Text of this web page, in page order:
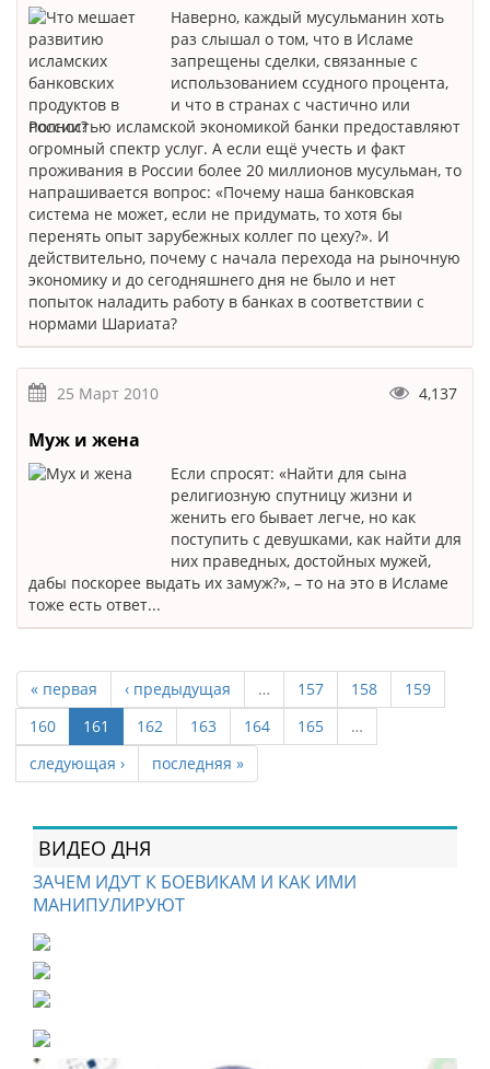
Наверно, каждый мусульманин хоть
раз слышал о том, что в Исламе
запрещены сделки, связанные с
использованием ссудного процента,
и что в странах с частично или
полностью исламской экономикой банки предоставляют
огромный спектр услуг. А если ещё учесть и факт
проживания в России более 20 миллионов мусульман, то
напрашивается вопрос: «Почему наша банковская
система не может, если не придумать, то хотя бы
перенять опыт зарубежных коллег по цеху?». И
действительно, почему с начала перехода на рыночную
экономику и до сегодняшнего дня не было и нет
попыток наладить работу в банках в соответствии с
нормами Шариата?
25 Март 2010 4,137
Муж и жена
Если спросят: «Найти для сына
религиозную спутницу жизни и
женить его бывает легче, но как
поступить с девушками, как найти для
них праведных, достойных мужей,
дабы поскорее выдать их замуж?», – то на это в Исламе
тоже есть ответ...
« первая ‹ предыдущая … 157 158
159
160
161 162 163 164 165
…
следующая ›
последняя »
ВИДЕО ДНЯ
ЗАЧЕМ ИДУТ К БОЕВИКАМ И КАК ИМИ
МАНИПУЛИРУЮТ